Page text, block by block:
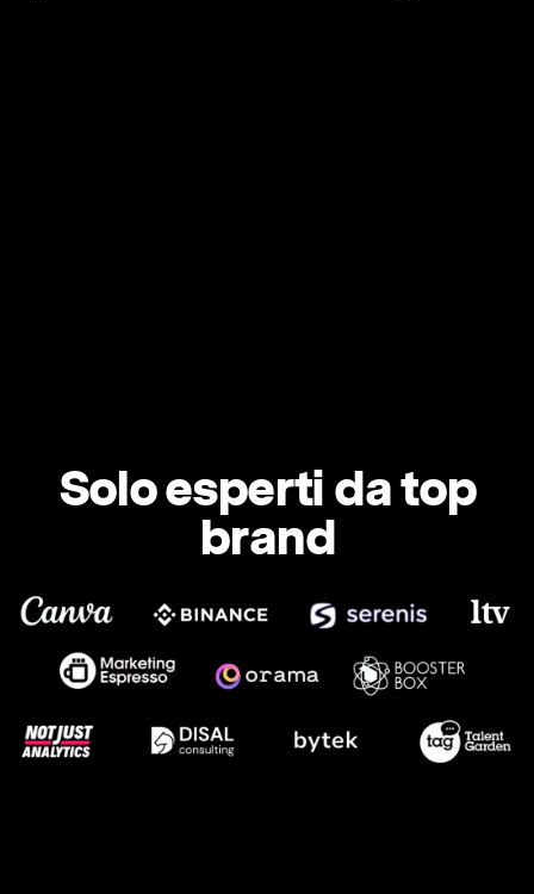
Solo esperti da top
brand